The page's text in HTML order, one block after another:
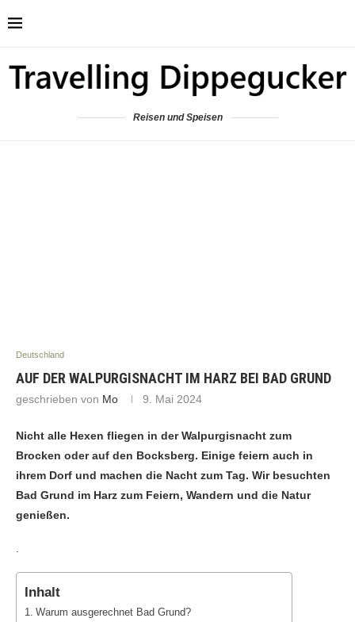
Reisen und Speisen
Deutschland
AUF DER WALPURGISNACHT IM HARZ BEI BAD GRUND
geschrieben von Mo 9. Mai 2024
Nicht alle Hexen fliegen in der Walpurgisnacht zum
Brocken oder auf den Bocksberg. Einige feiern auch in
ihrem Dorf und machen die Nacht zum Tag. Wir besuchten
Bad Grund im Harz zum Feiern, Wandern und die Natur
genießen.
Inhalt
Warum ausgerechnet Bad Grund?